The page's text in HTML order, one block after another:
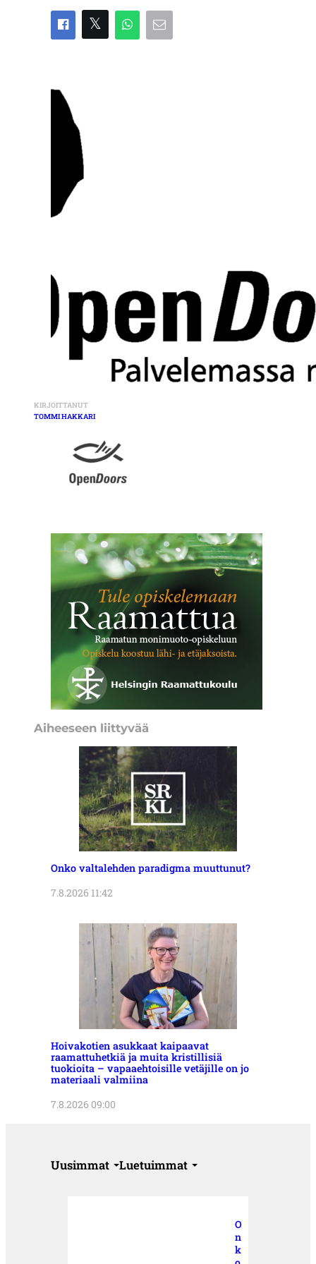
KIRJOITTANUT
TOMMI HAKKARI
Aiheeseen liittyvää
Onko valtalehden paradigma muuttunut?
7.8.2026 11:42
Hoivakotien asukkaat kaipaavat
raamattuhetkiä ja muita kristillisiä
tuokioita – vapaaehtoisille vetäjille on jo
materiaali valmiina
7.8.2026 09:00
Uusimmat Luetuimmat
O
n
k